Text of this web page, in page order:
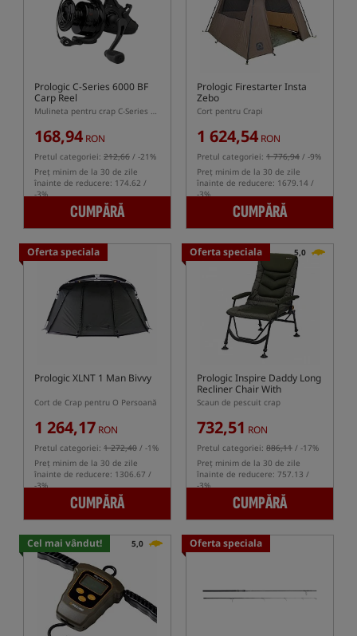
Prologic C-Series 6000 BF
Carp Reel
Mulineta pentru crap C-Series cu rulare liberă
168,94 RON
Pretul categoriei: 212,66 / -21%
Preț minim de la 30 de zile
înainte de reducere: 174.62 /
-3%
CUMPĂRĂ
Prologic Firestarter Insta
Zebo
Cort pentru Crapi
1 624,54 RON
Pretul categoriei: 1 776,94 / -9%
Preț minim de la 30 de zile
înainte de reducere: 1679.14 /
-3%
CUMPĂRĂ
Oferta speciala
Prologic XLNT 1 Man Bivvy
Cort de Crap pentru O Persoană
1 264,17 RON
Pretul categoriei: 1 272,40 / -1%
Preț minim de la 30 de zile
înainte de reducere: 1306.67 /
-3%
CUMPĂRĂ
Oferta speciala 5,0
Prologic Inspire Daddy Long
Recliner Chair With
Armrests
Scaun de pescuit crap
732,51 RON
Pretul categoriei: 886,11 / -17%
Preț minim de la 30 de zile
înainte de reducere: 757.13 /
-3%
CUMPĂRĂ
Cel mai vândut! 5,0 Oferta speciala